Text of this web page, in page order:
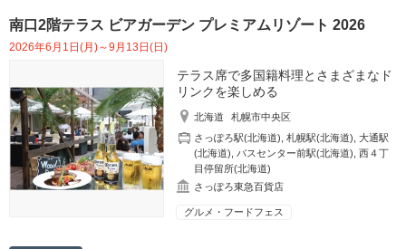
南口2階テラス ビアガーデン プレミアムリゾート 2026
2026年6月1日(月)～9月13日(日)
テラス席で多国籍料理とさまざまなド
リンクを楽しめる
北海道
札幌市中央区
さっぽろ駅(北海道),札幌駅(北海道),大通駅
(北海道),バスセンター前駅(北海道),西４丁
目停留所(北海道)
さっぽろ東急百貨店
グルメ・フードフェス